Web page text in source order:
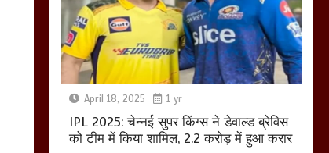
April 18, 2025 1 yr
IPL 2025: चेन्नई सुपर किंग्स ने डेवाल्ड ब्रेविस
को टीम में किया शामिल, 2.2 करोड़ में हुआ करार